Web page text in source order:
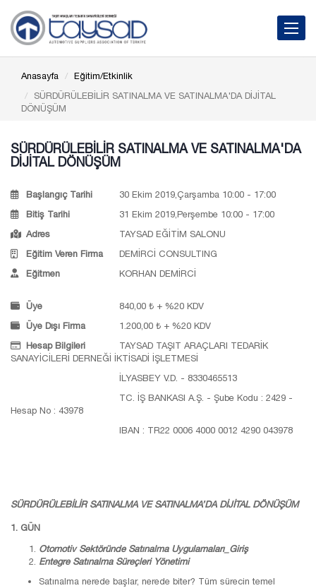
Toggle
Anasayfa
Eğitim/Etkinlik
SÜRDÜRÜLEBİLİR SATINALMA VE SATINALMA'DA DİJİTAL
DÖNÜŞÜM
SÜRDÜRÜLEBİLİR SATINALMA VE SATINALMA'DA
DİJİTAL DÖNÜŞÜM
Başlangıç Tarihi
30 Ekim 2019,Çarşamba 10:00 - 17:00
Bitiş Tarihi
31 Ekim 2019,Perşembe 10:00 - 17:00
Adres
TAYSAD EĞİTİM SALONU
Eğitim Veren Firma
DEMİRCİ CONSULTING
Eğitmen
KORHAN DEMİRCİ
Üye
840,00 ₺ + %20 KDV
Üye Dışı Firma
1.200,00 ₺ + %20 KDV
Hesap Bilgileri
TAYSAD TAŞIT ARAÇLARI TEDARİK
SANAYİCİLERİ DERNEĞİ İKTİSADİ İŞLETMESİ
İLYASBEY V.D. - 8330465513
TC. İŞ BANKASI A.Ş. - Şube Kodu : 2429 -
Hesap No : 43978
IBAN : TR22 0006 4000 0012 4290 043978
SÜRDÜRÜLEBİLİR SATINALMA VE SATINALMA’DA DİJİTAL DÖNÜŞÜM
1. GÜN
Otomotiv Sektöründe Satınalma Uygulamaları_Giriş
Entegre Satınalma Süreçleri Yönetimi
Satınalma nerede başlar, nerede biter? Tüm sürecin temel